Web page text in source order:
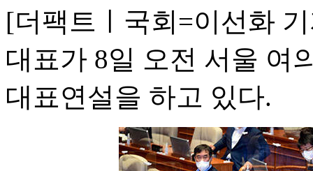
[더팩트ㅣ국회=이선화
대표가 8일 오전 서울 여
대표연설을 하고 있다.